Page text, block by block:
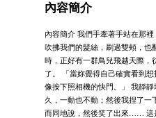
內容簡介
內容簡介 我們手牽著手站在那
吹拂我們的髮絲，刷過雙頰，也
時，正好有一群鳥兒飛越天際，
了。 「當妳覺得自己確實看到
像按下照相機的快門。」 我靜
久，一動也不動；然後我捏了一
而同地說，然後笑了出來…… 這